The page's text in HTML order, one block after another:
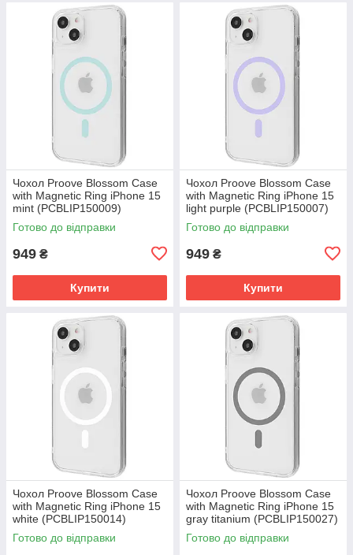
Чохол Proove Blossom Case
with Magnetic Ring iPhone 15
mint (PCBLIP150009)
Готово до відправки
949 ₴
Купити
Чохол Proove Blossom Case
with Magnetic Ring iPhone 15
light purple (PCBLIP150007)
Готово до відправки
949 ₴
Купити
Чохол Proove Blossom Case
with Magnetic Ring iPhone 15
white (PCBLIP150014)
Готово до відправки
Чохол Proove Blossom Case
with Magnetic Ring iPhone 15
gray titanium (PCBLIP150027)
Готово до відправки